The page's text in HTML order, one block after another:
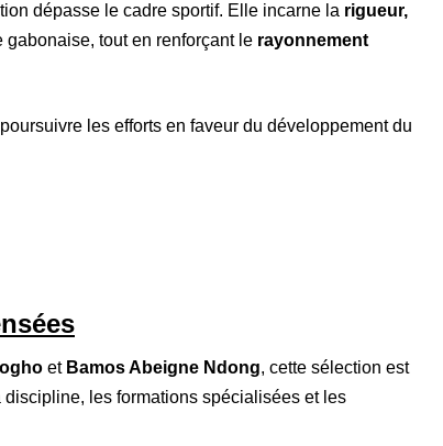
dépasse le cadre sportif. Elle incarne la rigueur,
gabonaise, tout en renforçant le rayonnement
les efforts en faveur du développement du
et Bamos Abeigne Ndong, cette sélection est
discipline, les formations spécialisées et les